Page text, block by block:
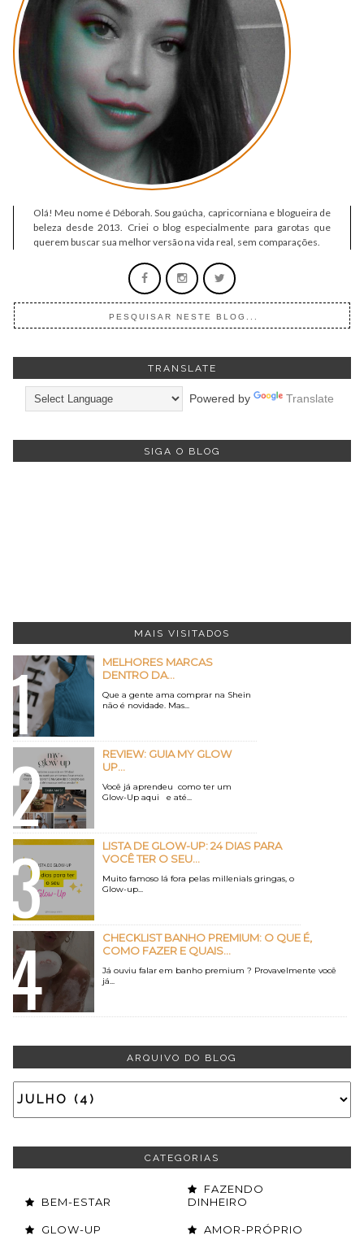
Olá! Meu nome é Déborah. Sou gaúcha, capricorniana e blogueira de
beleza desde 2013. Criei o blog especialmente para garotas que
querem buscar sua melhor versão na vida real, sem comparações.
TRANSLATE
Powered by Translate
SIGA O BLOG
MAIS VISITADOS
MELHORES MARCAS
DENTRO DA...
Que a gente ama comprar na Shein
não é novidade. Mas...
REVIEW: GUIA MY GLOW
UP...
Você já aprendeu como ter um
Glow-Up aqui e até...
LISTA DE GLOW-UP: 24 DIAS PARA
VOCÊ TER O SEU...
Muito famoso lá fora pelas millenials gringas, o
Glow-up...
CHECKLIST BANHO PREMIUM: O QUE É,
COMO FAZER E QUAIS...
Já ouviu falar em banho premium ? Provavelmente você
já...
ARQUIVO DO BLOG
CATEGORIAS
BEM-ESTAR
FAZENDO
DINHEIRO
GLOW-UP AMOR-PRÓPRIO